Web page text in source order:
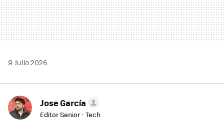
9 Julio 2026
Jose García
Editor Senior - Tech